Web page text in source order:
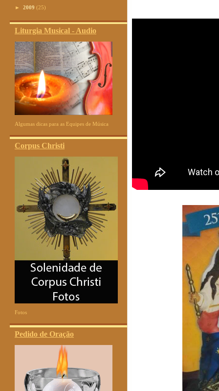
► 2009 (25)
Liturgia Musical - Audio
Algumas dicas para as Equipes de Música
Corpus Christi
Fotos
Pedido de Oração